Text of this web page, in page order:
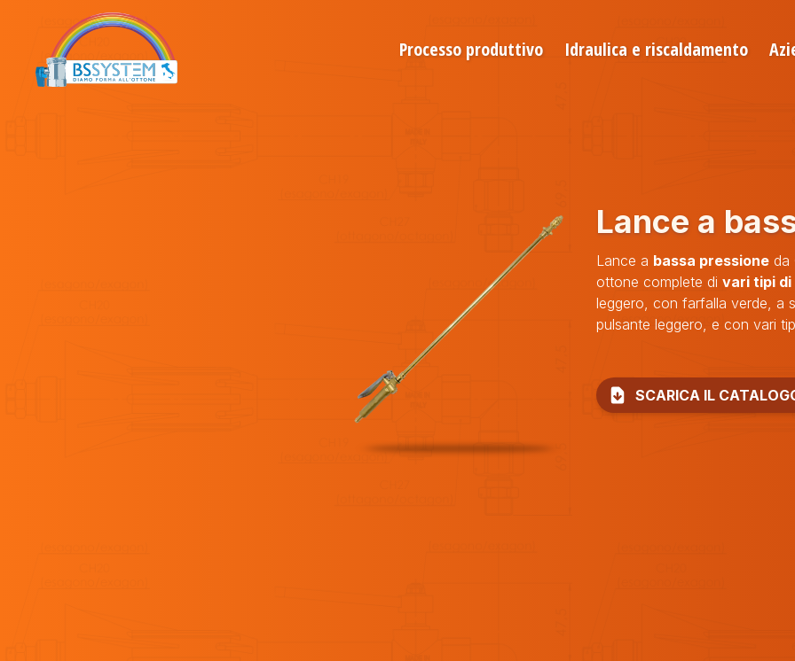
Processo produttivo Idraulica e riscaldamento
Lance a
Lance a bassa pressione da
ottone complete di vari tipi
leggero, con farfalla verde, a
pulsante leggero, e con vari
SCARICA IL